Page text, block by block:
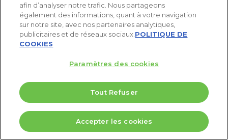
5 Valeurs pour doubler votre PEA
Télécharger
afin d’analyser notre trafic. Nous partageons
également des informations, quant à votre navigation
sur notre site, avec nos partenaires analytiques,
publicitaires et de réseaux sociaux. POLITIQUE DE
COOKIES
Paramètres des cookies
Tout Refuser
Accepter les cookies